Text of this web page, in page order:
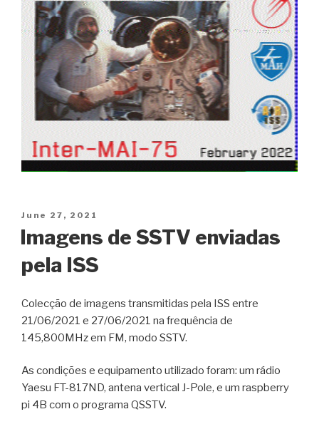
Posted
on
June 27, 2021
Imagens de SSTV enviadas
pela ISS
Colecção de imagens transmitidas pela ISS entre
21/06/2021 e 27/06/2021 na frequência de
145,800MHz em FM, modo SSTV.
As condições e equipamento utilizado foram: um rádio
Yaesu FT-817ND, antena vertical J-Pole, e um raspberry
pi 4B com o programa QSSTV.